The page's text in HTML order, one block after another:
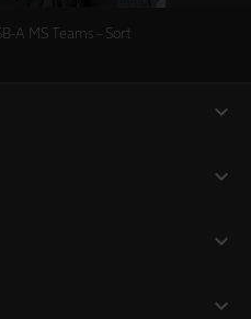
A MS Teams – Sort
expand_more
expand_more
expand_more
expand_more